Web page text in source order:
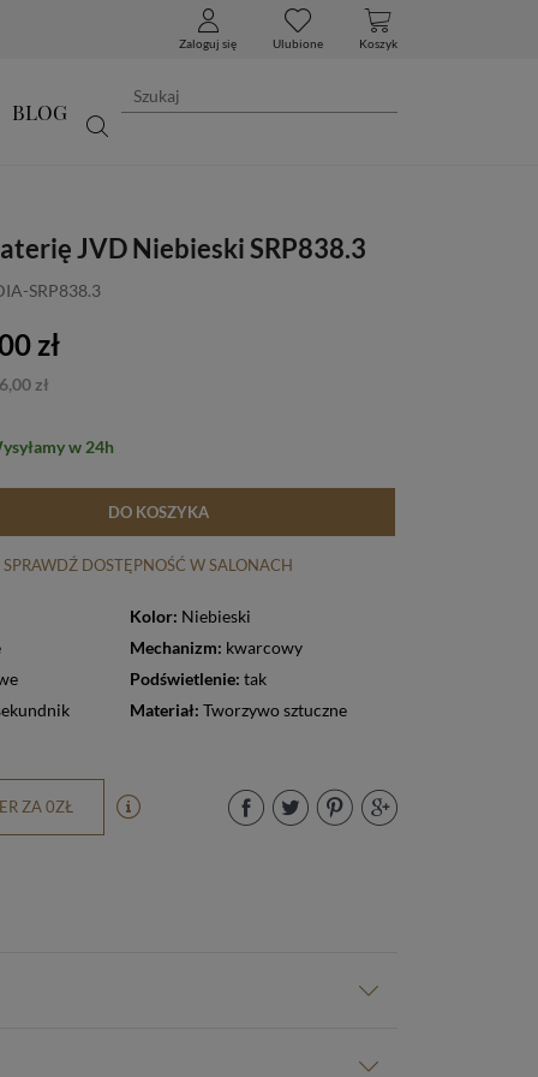
Zaloguj się Ulubione Koszyk
BLOG
JVD Niebieski SRP838.3
SRP838.3
zł
zł
w 24h
DO KOSZYKA
SPRAWDŹ DOSTĘPNOŚĆ W SALONACH
Kolor: Niebieski
Mechanizm: kwarcowy
Podświetlenie: tak
Materiał:Tworzywo sztuczne
ZA 0ZŁ